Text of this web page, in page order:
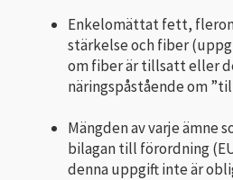
Enkelomättat fett,
stärkelse och fiber
om fiber är tillsatt eller
näringspåstående om
Mängden av varje ämne
bilagan till förordning
denna uppgift inte är